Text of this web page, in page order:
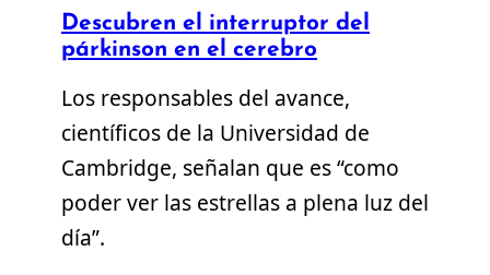
Descubren el interruptor del
párkinson en el cerebro
Los responsables del avance,
científicos de la Universidad de
Cambridge, señalan que es “como
poder ver las estrellas a plena luz del
día”.